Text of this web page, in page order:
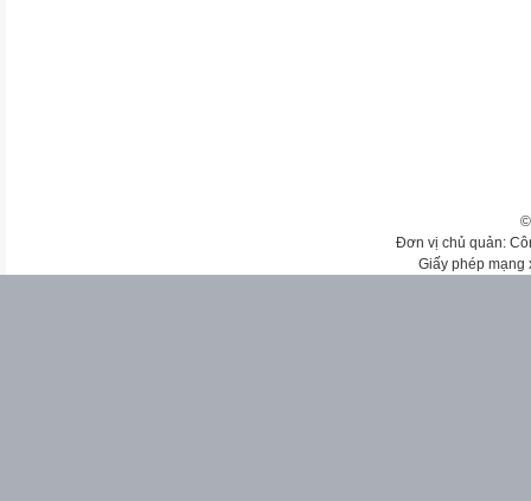
Đơn vị chủ quản:
Giấy phép mạng